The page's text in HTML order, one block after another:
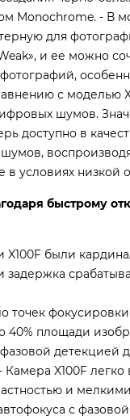
- В
для
и ее можно
с моделью
шумов.
доступно в
в условиях низкой
быстрому
были
точек
40% площади
детекцией
X100F
и
с